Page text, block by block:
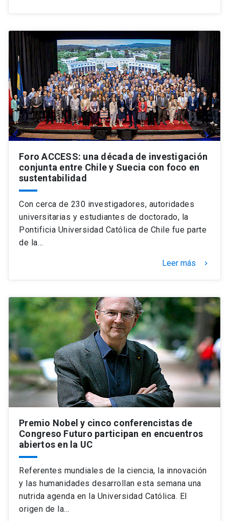
Foro ACCESS: una década de investigación
conjunta entre Chile y Suecia con foco en
sustentabilidad
Con cerca de 230 investigadores, autoridades
universitarias y estudiantes de doctorado, la
Pontificia Universidad Católica de Chile fue parte
de la…
Leer más keyboard_arrow_right
Premio Nobel y cinco conferencistas de
Congreso Futuro participan en encuentros
abiertos en la UC
Referentes mundiales de la ciencia, la innovación
y las humanidades desarrollan esta semana una
nutrida agenda en la Universidad Católica. El
origen de la…